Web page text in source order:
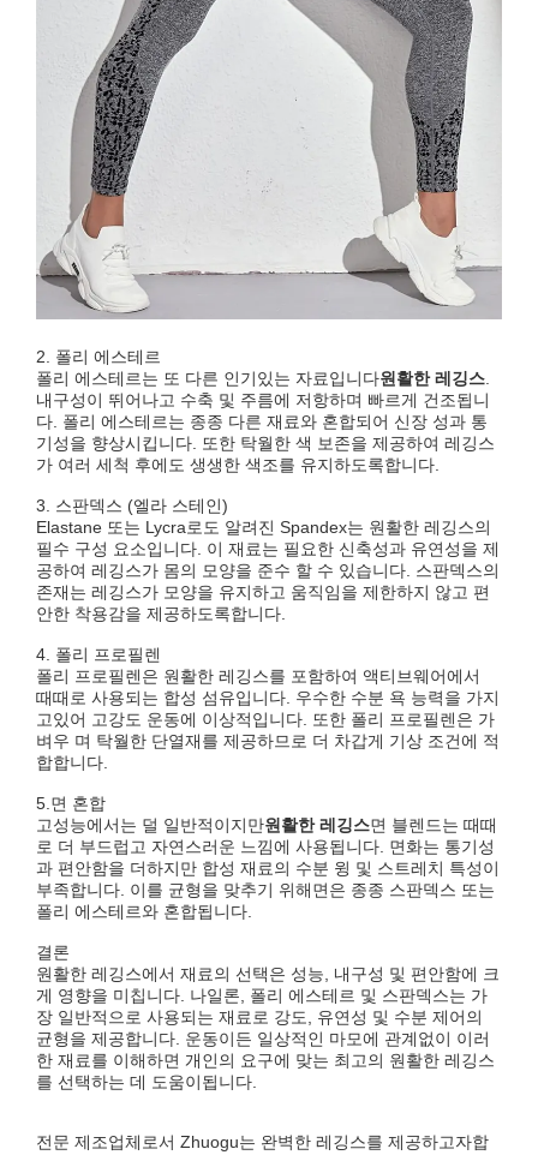
2. 폴리 에스테르
폴리 에스테르는 또 다른 인기있는 자료입니다원활한 레깅스
내구성이 뛰어나고 수축 및 주름에 저항하며 빠르게 건조됩니
다. 폴리 에스테르는 종종 다른 재료와 혼합되어 신장 성과 통
기성을 향상시킵니다. 또한 탁월한 색 보존을 제공하여 레깅스
가 여러 세척 후에도 생생한 색조를 유지하도록합니다.
3. 스판덱스 (엘라 스테인)
Elastane 또는 Lycra로도 알려진 Spandex는 원활한 레깅스의
필수 구성 요소입니다. 이 재료는 필요한 신축성과 유연성을 제
공하여 레깅스가 몸의 모양을 준수 할 수 있습니다. 스판덱스의
존재는 레깅스가 모양을 유지하고 움직임을 제한하지 않고 편
안한 착용감을 제공하도록합니다.
4. 폴리 프로필렌
폴리 프로필렌은 원활한 레깅스를 포함하여 액티브웨어에서
때때로 사용되는 합성 섬유입니다. 우수한 수분 욕 능력을 가지
고있어 고강도 운동에 이상적입니다. 또한 폴리 프로필렌은 가
벼우 며 탁월한 단열재를 제공하므로 더 차갑게 기상 조건에 적
합합니다.
5.면 혼합
고성능에서는 덜 일반적이지만원활한 레깅스면 블렌드는 때때
로 더 부드럽고 자연스러운 느낌에 사용됩니다. 면화는 통기성
과 편안함을 더하지만 합성 재료의 수분 윙 및 스트레치 특성이
부족합니다. 이를 균형을 맞추기 위해면은 종종 스판덱스 또는
폴리 에스테르와 혼합됩니다.
결론
원활한 레깅스에서 재료의 선택은 성능, 내구성 및 편안함에 크
게 영향을 미칩니다. 나일론, 폴리 에스테르 및 스판덱스는 가
장 일반적으로 사용되는 재료로 강도, 유연성 및 수분 제어의
균형을 제공합니다. 운동이든 일상적인 마모에 관계없이 이러
한 재료를 이해하면 개인의 요구에 맞는 최고의 원활한 레깅스
를 선택하는 데 도움이됩니다.
전문 제조업체로서 Zhuogu는 완벽한 레깅스를 제공하고자합